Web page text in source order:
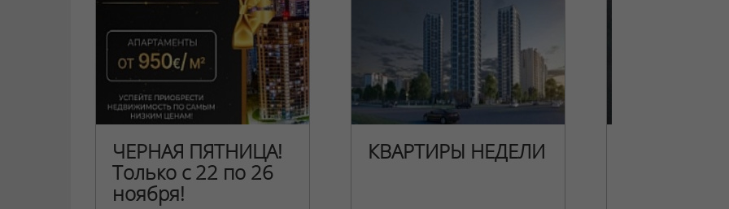
ЧЕРНАЯ ПЯТНИЦА!
Только с 22 по 26
ноября!
КВАРТИРЫ НЕДЕЛИ